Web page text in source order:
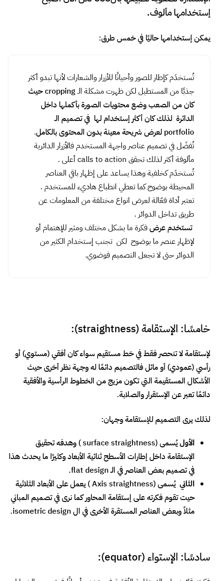
جذبًا من المستطيل لكن ظهرت مشكلة الـ
cropping حيث
كان من الصعب وضع محتويات الصورة بأكملها داخل
الدائرة لذلك كان أكثر إستخدام لها في تصميم الـ
مألوفة أكثر لذلك تحقق calls to action أعلى .
تُستخدَم كخلفية وهذا يساعد على إظهار باقي العناصر
المحيطة بوضوح كما تعطي انطباع هاديء للمستخدم .
تعتبر أداة فعّالة لعرض انواع مختلفة من المعلومات عن
طريق تداخل الدوائر .
تستخدم عرض فكرة ما بشكل مختلف ومثير للإهتمام أو
لإظهار عنصر ما بوضوح لكن تجنب إستخدام الكثير من
الدوائر حتى لا تجعل التصميم فوضوي.
خامسًا: الإستقامة (straightness):
لذلك يرى التصميم للإستقامة وجهان:
الأول
يُسمى (surface straightness ) وهدفه تحقيق
الإستقامة داخل إطارات الأسطح ثنائية الأبعاد وكثيرًا ما يحدث هذا
في تصميم بعض العناصر في الـ flat design.
الثاني
مثلاً وبعض العناصر المستقرة الأخرى في ال isometric design.
سادسًا: الإستواء (equator):
فكرته قائمه على الإستقامة الأفقية فيستخدم أحيانًا في تصميم الشعارات
لعمل علاقة بين قاعدة أفقيه و بعض العناصر كما يمكن إستخدامه حين
خط الإستواء بالكرة الأرضية.
فالخطوط الأفقية دائمًا ما تعطي شعور
بالراحة والإسترخاء.